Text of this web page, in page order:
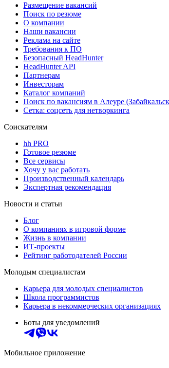
Размещение вакансий
Поиск по резюме
О компании
Наши вакансии
Реклама на сайте
Требования к ПО
Безопасный HeadHunter
HeadHunter API
Партнерам
Инвесторам
Каталог компаний
Поиск по вакансиям в Алеуре
Сетка: соцсеть для нетворкинга
Соискателям
hh PRO
Готовое резюме
Все сервисы
Хочу у вас работать
Производственный календарь
Экспертная рекомендация
Новости и статьи
Блог
О компаниях в игровой форме
Жизнь в компании
ИТ-проекты
Рейтинг работодателей России
Молодым специалистам
Карьера для молодых специалистов
Школа программистов
Карьера в некоммерческих организациях
Боты для уведомлений
Мобильное приложение